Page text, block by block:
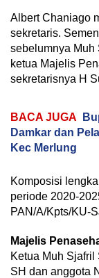
Albert Chaniago
sekretaris.
sebelumnya Muh
ketua Majelis
sekretarisnya H
BACA JUGA
Damkar dan
Kec Merlung
Komposisi
periode 2020-
PAN/A/Kpts/KU-
Majelis
Ketua Muh Sjafril
SH dan anggota